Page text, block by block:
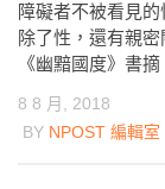
障礙者不被看見的
除了性，還有親密
《幽黯國度》書摘
8 8 月, 2018
BY NPOST 編輯室